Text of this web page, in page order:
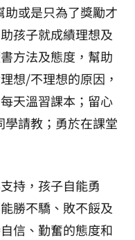
或是只為了獎勵才
孩子就成績理想及
方法及態度，幫助
想/不理想的原因，
天溫習課本；留心
請教；勇於在課堂
持，孩子自能勇
勝不驕、敗不餒及
信、勤奮的態度和